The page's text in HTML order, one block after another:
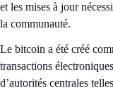
et les mises à jour
la communauté.
Le bitcoin a été créé
transactions
d’autorités centrales